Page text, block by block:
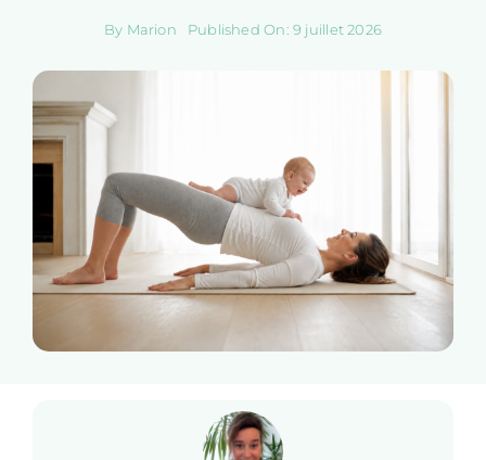
By Marion Published On: 9 juillet 2026